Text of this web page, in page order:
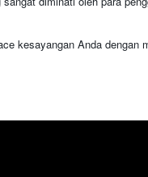
kesayangan Anda dengan